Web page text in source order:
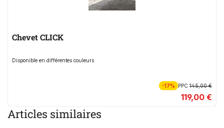
Chevet CLICK
Disponible en différentes couleurs
-17% PPC145,00 €
119,00 €
Articles similaires